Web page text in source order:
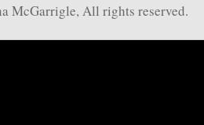
McGarrigle, All rights reserved.